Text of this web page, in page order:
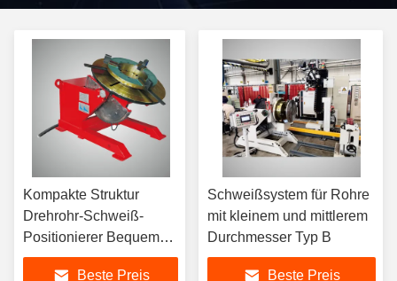
Kompakte Struktur
Drehrohr-Schweiß-
Positionierer Bequeme
Bedienung
Beste Preis
Schweißsystem für Rohre
mit kleinem und mittlerem
Durchmesser Typ B
Beste Preis